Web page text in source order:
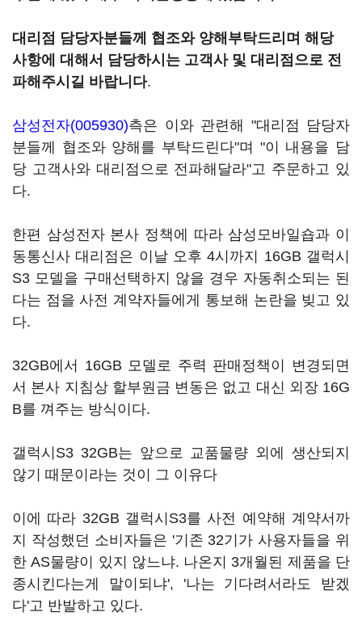
대리점 담당자분들께 협조와 양해부탁드리며 해당
사항에 대해서 담당하시는 고객사 및 대리점으로 전
파해주시길 바랍니다.
삼성전자(005930)측은 이와 관련해 "대리점 담당자
분들께 협조와 양해를 부탁드린다"며 "이 내용을 담
당 고객사와 대리점으로 전파해달라"고 주문하고 있
다.
한편 삼성전자 본사 정책에 따라 삼성모바일숍과 이
동통신사 대리점은 이날 오후 4시까지 16GB 갤럭시
S3 모델을 구매선택하지 않을 경우 자동취소되는 된
다는 점을 사전 계약자들에게 통보해 논란을 빚고 있
다.
32GB에서 16GB 모델로 주력 판매정책이 변경되면
서 본사 지침상 할부원금 변동은 없고 대신 외장 16G
B를 껴주는 방식이다.
갤럭시S3 32GB는 앞으로 교품물량 외에 생산되지
않기 때문이라는 것이 그 이유다
이에 따라 32GB 갤럭시S3를 사전 예약해 계약서까
지 작성했던 소비자들은 '기존 32기가 사용자들을 위
한 AS물량이 있지 않느냐. 나온지 3개월된 제품을 단
종시킨다는게 말이되냐', '나는 기다려서라도 받겠
다'고 반발하고 있다.